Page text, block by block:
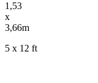
1,53
x
3,66m
5 x 12 ft